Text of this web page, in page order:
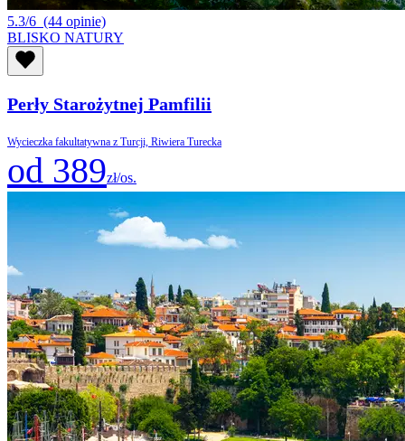
5.3/6 (44 opinie)
BLISKO NATURY
Perły Starożytnej Pamfilii
Wycieczka fakultatywna z Turcji, Riwiera Turecka
od 389zł/os.